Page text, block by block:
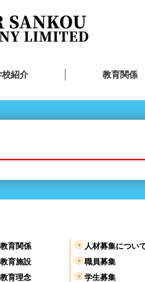
校紹介 教育関係
教育関係
教育施設
教育理念
人材募集につい
職員募集
学生募集